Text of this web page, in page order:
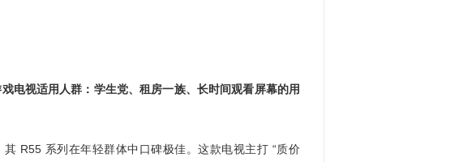
电视适用人群：学生党、租房一族、长时间观看屏幕的用
R55 系列在年轻群体中口碑极佳。这款电视主打 “质价